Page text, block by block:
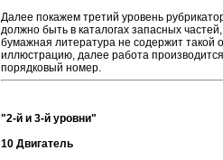
Далее покажем третий уровень
должно быть в каталогах запасных
бумажная литература не содержит
иллюстрацию, далее работа
порядковый номер.
"2-й и 3-й уровни"
10 Двигатель